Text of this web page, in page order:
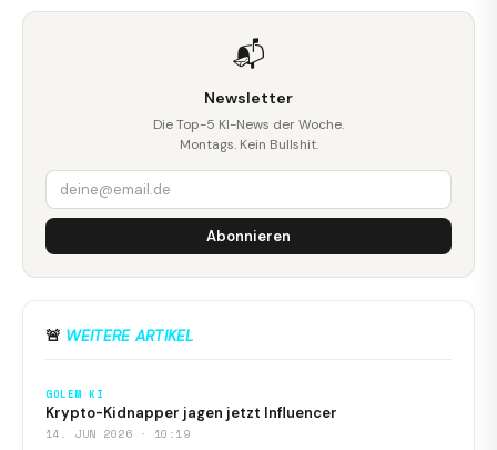
📬
Newsletter
Die Top-5 KI-News der Woche.
Montags. Kein Bullshit.
Abonnieren
🚨 WEITERE ARTIKEL
GOLEM KI
Krypto-Kidnapper jagen jetzt Influencer
14. JUN 2026 · 10:19